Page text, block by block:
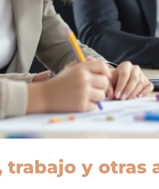
trabajo y otras